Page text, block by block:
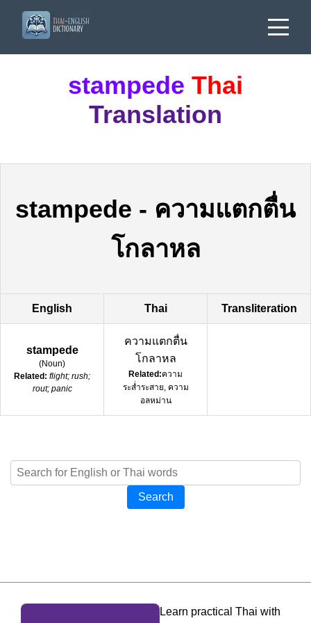
stampede Thai
Translation
stampede - ความแตกตื่น
โกลาหล
English Thai Transliteration
stampede
(Noun)
Related: flight; rush;
rout; panic
ความแตกตื่น
โกลาหล
Related:ความ
ระส่ำระสาย, ความ
อลหม่าน
Search
Learn practical Thai with